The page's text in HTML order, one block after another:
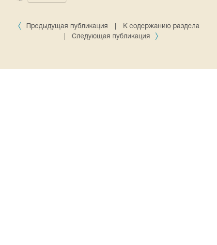
Предыдущая публикация
К содержанию раздела
Следующая публикация